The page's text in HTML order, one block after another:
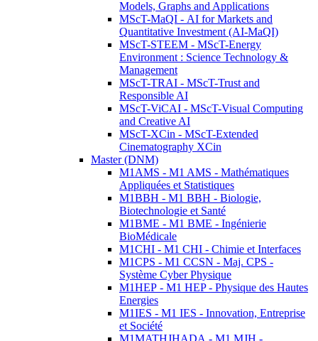
Models, Graphs and Applications
MScT-MaQI - AI for Markets and
Quantitative Investment (AI-MaQI)
MScT-STEEM - MScT-Energy
Environment : Science Technology &
Management
MScT-TRAI - MScT-Trust and
Responsible AI
MScT-ViCAI - MScT-Visual Computing
and Creative AI
MScT-XCin - MScT-Extended
Cinematography XCin
Master (DNM)
M1AMS - M1 AMS - Mathématiques
Appliquées et Statistiques
M1BBH - M1 BBH - Biologie,
Biotechnologie et Santé
M1BME - M1 BME - Ingénierie
BioMédicale
M1CHI - M1 CHI - Chimie et Interfaces
M1CPS - M1 CCSN - Maj. CPS -
Système Cyber Physique
M1HEP - M1 HEP - Physique des Hautes
Energies
M1IES - M1 IES - Innovation, Entreprise
et Société
M1MATHJHADA - M1 MJH -